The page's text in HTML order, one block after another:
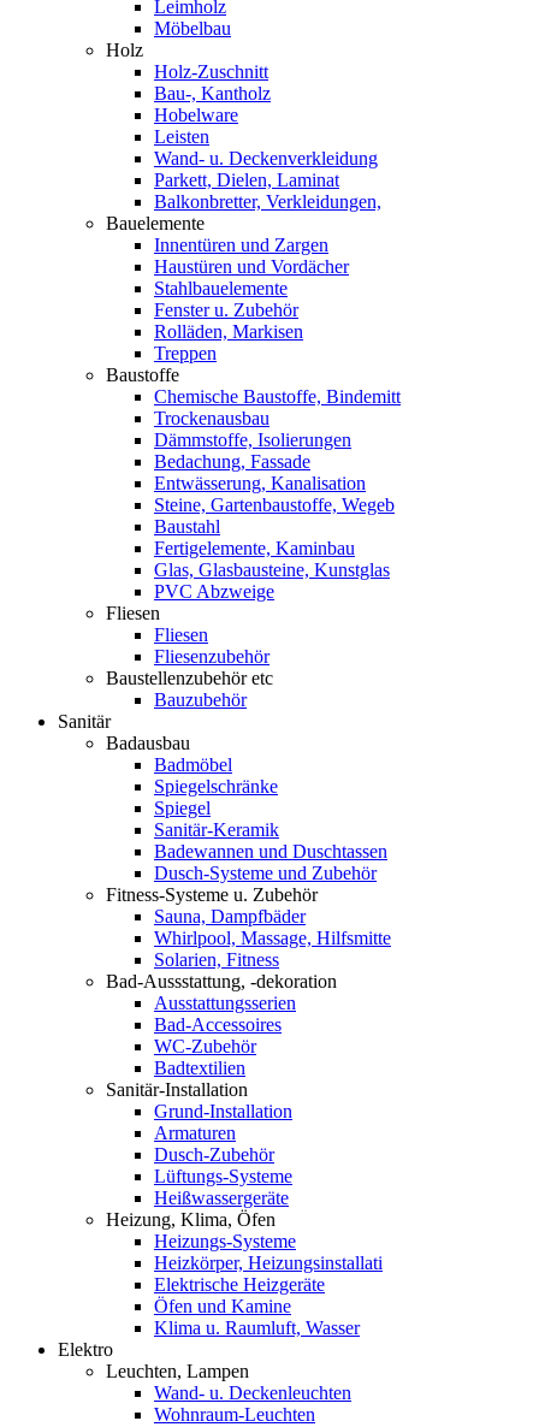
Leimholz
Möbelbau
Holz
Holz-Zuschnitt
Bau-, Kantholz
Hobelware
Leisten
Wand- u. Deckenverkleidung
Parkett, Dielen, Laminat
Balkonbretter, Verkleidungen,
Bauelemente
Innentüren und Zargen
Haustüren und Vordächer
Stahlbauelemente
Fenster u. Zubehör
Rolläden, Markisen
Treppen
Baustoffe
Chemische Baustoffe, Bindemitt
Trockenausbau
Dämmstoffe, Isolierungen
Bedachung, Fassade
Entwässerung, Kanalisation
Steine, Gartenbaustoffe, Wegeb
Baustahl
Fertigelemente, Kaminbau
Glas, Glasbausteine, Kunstglas
PVC Abzweige
Fliesen
Fliesen
Fliesenzubehör
Baustellenzubehör etc
Bauzubehör
Sanitär
Badausbau
Badmöbel
Spiegelschränke
Spiegel
Sanitär-Keramik
Badewannen und Duschtassen
Dusch-Systeme und Zubehör
Fitness-Systeme u. Zubehör
Sauna, Dampfbäder
Whirlpool, Massage, Hilfsmitte
Solarien, Fitness
Bad-Aussstattung, -dekoration
Ausstattungsserien
Bad-Accessoires
WC-Zubehör
Badtextilien
Sanitär-Installation
Grund-Installation
Armaturen
Dusch-Zubehör
Lüftungs-Systeme
Heißwassergeräte
Heizung, Klima, Öfen
Heizungs-Systeme
Heizkörper, Heizungsinstallati
Elektrische Heizgeräte
Öfen und Kamine
Klima u. Raumluft, Wasser
Elektro
Leuchten, Lampen
Wand- u. Deckenleuchten
Wohnraum-Leuchten